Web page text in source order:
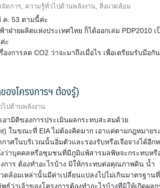
จัดการ ความรู้ทั่วไปด้านพลังงาน สิ่งแวดล้อม
ค. 53 ตามนี้ค่ะ
ฝ่ายผลิตแห่งประเทศไทย ก็ได้ออกเล่ม PDP2010 เ
ะ
งการลด CO2 ว่าจะมาถึงเมื่อไร เพื่อเตรียมรับมือกั
องโครงการฯ ต้องรู้)
ไปด้านพลังงาน
อามิติของการประเมินผลกระทบสะสมด้วย
ในขณะที่ EIA ไม่ต้องคิดมาก เอาแค่ตามกฎหมายร
าศในบริเวณนั้นอิ่มตัวและรองรับหรือเจือจางได้อีก
งว่าบุคคลหรือชุมชนที่มีภูมิแพ้สารมลพิษจะกระทบหรื
การ ต้องทำอะไรบ้าง มิให้กระทบต่อคุณภาพดิน น้ำ
ดล้อมเหล่านั้นมีค่าเปลี่ยนแปลงไปไม่เกินมาตรฐานที่
ว่าเจ้าของโครงการต้องทำอะไรบ้างที่มิให้เกิดผลก